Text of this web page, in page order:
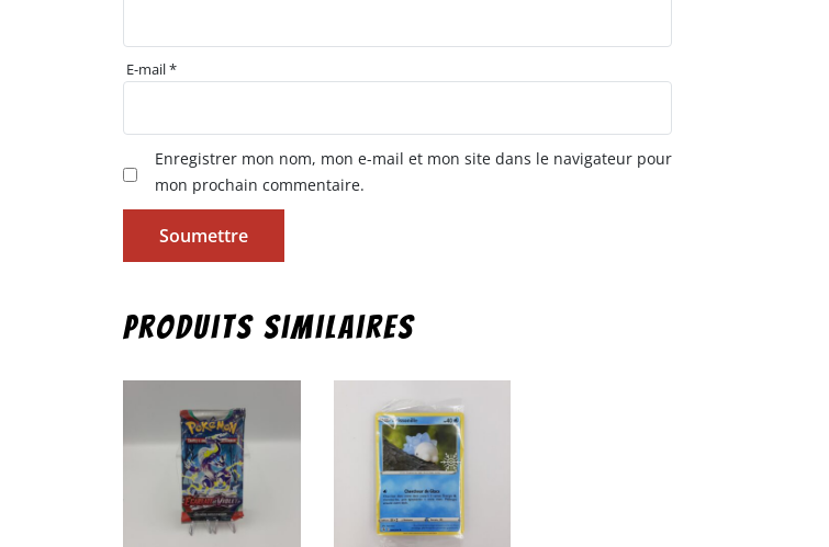
E-mail*
Enregistrer mon nom, mon e-mail et mon site dans le navigateur pour
mon prochain commentaire.
Produits similaires